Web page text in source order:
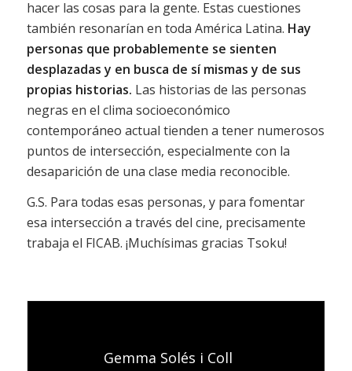
hacer las cosas para la gente. Estas cuestiones
también resonarían en toda América Latina. Hay
personas que probablemente se sienten
desplazadas y en busca de sí mismas y de sus
propias historias. Las historias de las personas
negras en el clima socioeconómico
contemporáneo actual tienden a tener numerosos
puntos de intersección, especialmente con la
desaparición de una clase media reconocible.
G.S. Para todas esas personas, y para fomentar
esa intersección a través del cine, precisamente
trabaja el FICAB. ¡Muchísimas gracias Tsoku!
Gemma Solés i Coll